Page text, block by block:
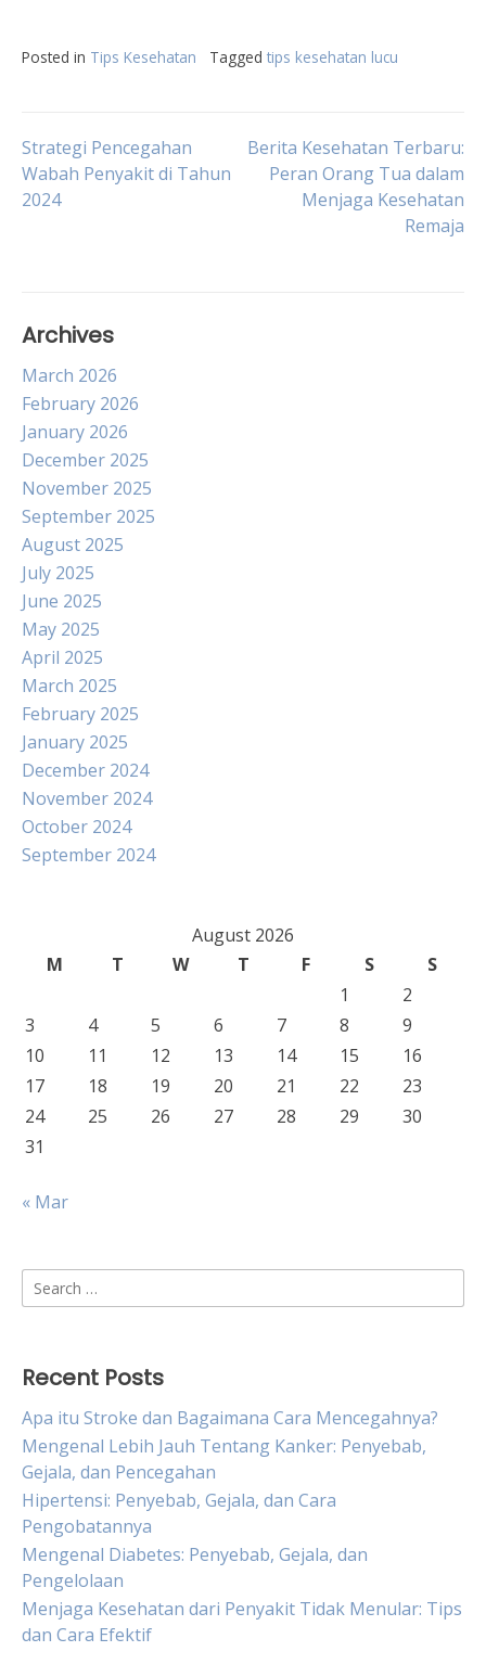
Posted in Tips Kesehatan Tagged tips kesehatan lucu
Post
navigation
Strategi Pencegahan
Wabah Penyakit di Tahun
2024
Berita Kesehatan Terbaru:
Peran Orang Tua dalam
Menjaga Kesehatan
Remaja
Archives
March 2026
February 2026
January 2026
December 2025
November 2025
September 2025
August 2025
July 2025
June 2025
May 2025
April 2025
March 2025
February 2025
January 2025
December 2024
November 2024
October 2024
September 2024
August 2026
M
T W T F S
S
1
2
3
4 5 6 7 8
9
10
11 12 13 14 15
16
17
18 19 20 21 22
23
24
25 26 27 28 29
30
31
« Mar
Search
for:
Recent Posts
Apa itu Stroke dan Bagaimana Cara Mencegahnya?
Mengenal Lebih Jauh Tentang Kanker: Penyebab,
Gejala, dan Pencegahan
Hipertensi: Penyebab, Gejala, dan Cara
Pengobatannya
Mengenal Diabetes: Penyebab, Gejala, dan
Pengelolaan
Menjaga Kesehatan dari Penyakit Tidak Menular: Tips
dan Cara Efektif